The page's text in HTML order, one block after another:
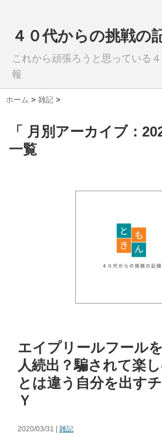
４０代からの挑戦の
これから頑張ろうと思っている
報
ホーム > 雑記 >
「 月別アーカイブ：
一覧
エイプリールフール
人続出？騙されて楽
とは違う自分を出す
Ｙ
2020/03/31 | 雑記